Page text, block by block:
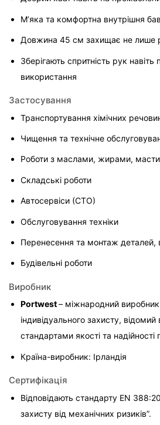
М’яка та комфортна внутрішня
Довжина 45 см захищає не лише
Зберігають спритність рук навіть
використання
Застосування
Транспортування хімічних
Чищення та технічне
Роботи з маслами, жирами,
Складські роботи
Автосервіси (СТО)
Обслуговування техніки
Перенесення та монтаж деталей,
Будівельні роботи
Виробник
Portwest – міжнародний виробник
індивідуального захисту,
стандартами якості та надійності
Країна-виробник: Ірландія
Сертифікація
Відповідають стандарту EN
захисту від механічних ризиків”.